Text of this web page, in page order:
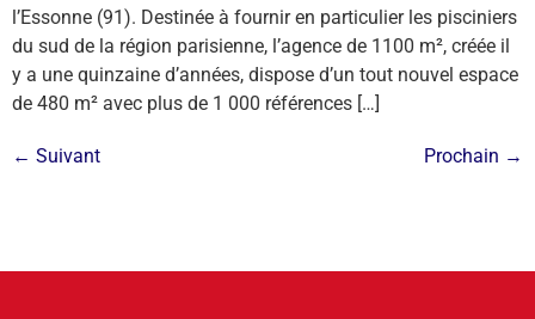
l’Essonne (91). Destinée à fournir en particulier les pisciniers
du sud de la région parisienne, l’agence de 1100 m², créée il
y a une quinzaine d’années, dispose d’un tout nouvel espace
de 480 m² avec plus de 1 000 références […]
← Suivant Prochain →